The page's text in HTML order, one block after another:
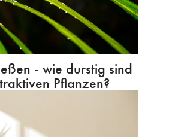
- wie durstig sind
Pflanzen?